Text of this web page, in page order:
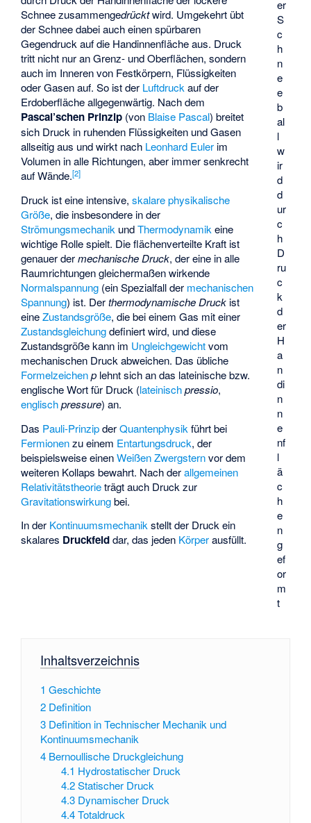
er
S
c
h
n
e
e
b
al
l
w
ir
d
d
ur
c
h
D
ru
c
k
d
er
H
a
n
di
n
n
e
nf
l
ä
c
h
e
n
g
ef
or
m
t
Schnee zusammengedrücktwird. Umgekehrt übt
der Schnee dabei auch einen spürbaren
Gegendruck auf die Handinnenfläche aus. Druck
tritt nicht nur an Grenz- und Oberflächen, sondern
auch im Inneren von Festkörpern, Flüssigkeiten
oder Gasen auf. So ist der Luftdruckauf der
Erdoberfläche allgegenwärtig. Nach dem
Pascal’schen Prinzip (von Blaise Pascal) breitet
sich Druck in ruhenden Flüssigkeiten und Gasen
allseitig aus und wirkt nach Leonhard Euler im
Volumen in alle Richtungen, aber immer senkrecht
auf Wände.[2]
Druck ist eine intensive,skalare physikalische
Größe, die insbesondere in der
Strömungsmechanik undThermodynamik eine
wichtige Rolle spielt. Die flächenverteilte Kraft ist
genauer dermechanische Druck, der eine in alle
Raumrichtungen gleichermaßen wirkende
Normalspannung (ein Spezialfall der mechanischen
Spannung) ist. Derthermodynamische Druck ist
eineZustandsgröße, die bei einem Gas mit einer
Zustandsgleichungdefiniert wird, und diese
Zustandsgröße kann im Ungleichgewichtvom
mechanischen Druck abweichen. Das übliche
Formelzeichen p lehnt sich an das lateinische bzw.
englische Wort für Druck (lateinisch pressio,
englisch pressure) an.
Das Pauli-PrinzipderQuantenphysik führt bei
Fermionenzu einem Entartungsdruck, der
beispielsweise einenWeißen Zwergsternvor dem
weiteren Kollaps bewahrt. Nach derallgemeinen
Relativitätstheorieträgt auch Druck zur
Gravitationswirkungbei.
In der Kontinuumsmechanikstellt der Druck ein
skalares Druckfelddar, das jeden Körperausfüllt.
Inhaltsverzeichnis
1 Geschichte
2 Definition
3 Definition in Technischer Mechanik und
Kontinuumsmechanik
4 Bernoullische Druckgleichung
4.1 Hydrostatischer Druck
4.2 Statischer Druck
4.3 Dynamischer Druck
4.4 Totaldruck